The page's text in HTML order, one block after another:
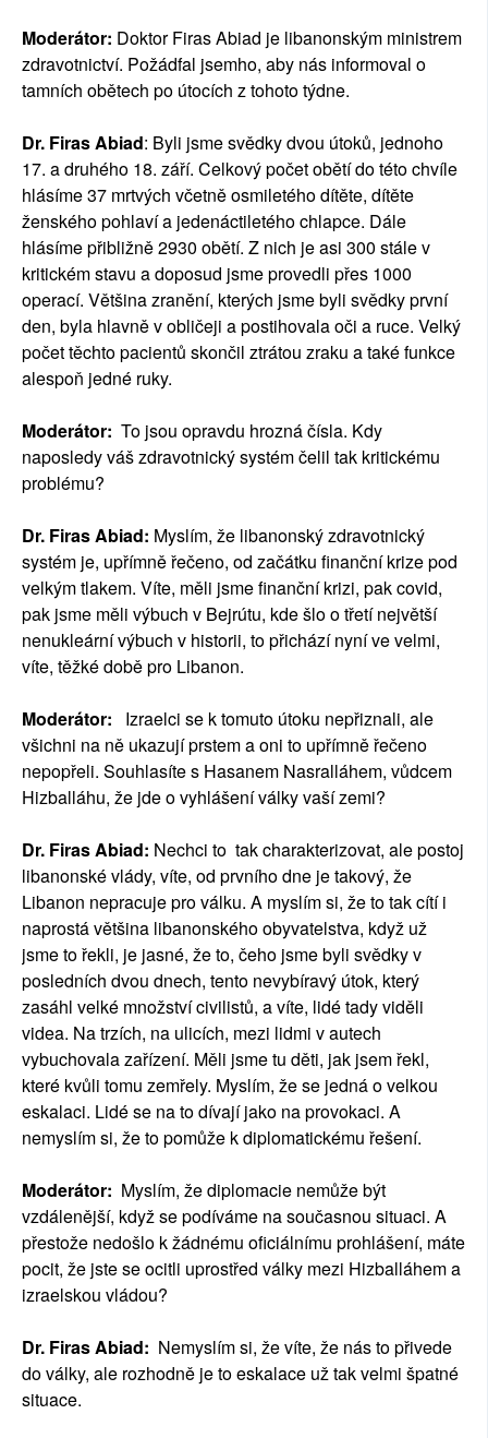
Moderátor: Doktor Firas Abiad je libanonským ministrem
zdravotnictví. Požádfal jsemho, aby nás informoval o
tamních obětech po útocích z tohoto týdne.
Dr. Firas Abiad: Byli jsme svědky dvou útoků, jednoho
17. a druhého 18. září. Celkový počet obětí do této chvíle
hlásíme 37 mrtvých včetně osmiletého dítěte, dítěte
ženského pohlaví a jedenáctiletého chlapce. Dále
hlásíme přibližně 2930 obětí. Z nich je asi 300 stále v
kritickém stavu a doposud jsme provedli přes 1000
operací. Většina zranění, kterých jsme byli svědky první
den, byla hlavně v obličeji a postihovala oči a ruce. Velký
počet těchto pacientů skončil ztrátou zraku a také funkce
alespoň jedné ruky.
Moderátor: To jsou opravdu hrozná čísla. Kdy
naposledy váš zdravotnický systém čelil tak kritickému
problému?
Dr. Firas Abiad: Myslím, že libanonský zdravotnický
systém je, upřímně řečeno, od začátku finanční krize pod
velkým tlakem. Víte, měli jsme finanční krizi, pak covid,
pak jsme měli výbuch v Bejrútu, kde šlo o třetí největší
nenukleární výbuch v historii, to přichází nyní ve velmi,
víte, těžké době pro Libanon.
Moderátor: Izraelci se k tomuto útoku nepřiznali, ale
všichni na ně ukazují prstem a oni to upřímně řečeno
nepopřeli. Souhlasíte s Hasanem Nasralláhem, vůdcem
Hizballáhu, že jde o vyhlášení války vaší zemi?
Dr. Firas Abiad: Nechci to tak charakterizovat, ale postoj
libanonské vlády, víte, od prvního dne je takový, že
Libanon nepracuje pro válku. A myslím si, že to tak cítí i
naprostá většina libanonského obyvatelstva, když už
jsme to řekli, je jasné, že to, čeho jsme byli svědky v
posledních dvou dnech, tento nevybíravý útok, který
zasáhl velké množství civilistů, a víte, lidé tady viděli
videa. Na trzích, na ulicích, mezi lidmi v autech
vybuchovala zařízení. Měli jsme tu děti, jak jsem řekl,
které kvůli tomu zemřely. Myslím, že se jedná o velkou
eskalaci. Lidé se na to dívají jako na provokaci. A
nemyslím si, že to pomůže k diplomatickému řešení.
Moderátor: Myslím, že diplomacie nemůže být
vzdálenější, když se podíváme na současnou situaci. A
přestože nedošlo k žádnému oficiálnímu prohlášení, máte
pocit, že jste se ocitli uprostřed války mezi Hizballáhem a
izraelskou vládou?
Dr. Firas Abiad: Nemyslím si, že víte, že nás to přivede
do války, ale rozhodně je to eskalace už tak velmi špatné
situace.